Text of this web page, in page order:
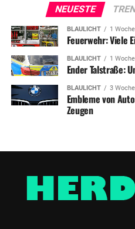
NEUESTE
BLAULICHT 1
Feuerwehr: Viele
BLAULICHT 1
Ender Talstraße:
BLAULICHT 3
Embleme von
Zeugen